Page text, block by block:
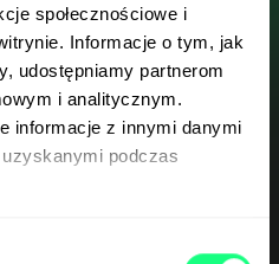
społecznościowe i
Informacje o tym, jak
udostępniamy partnerom
i analitycznym.
informacje z innymi danymi
podczas